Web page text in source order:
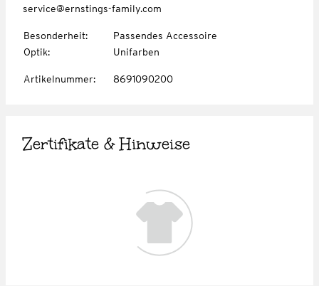
service@ernstings-family.com
Besonderheit:
Passendes Accessoire
Optik: Unifarben
Artikelnummer: 8691090200
Zertifikate & Hinweise